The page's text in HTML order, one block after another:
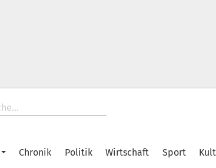
Chronik Politik Wirtschaft Sport